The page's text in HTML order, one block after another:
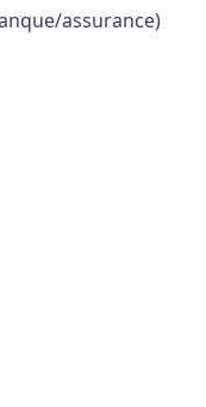
assurance)